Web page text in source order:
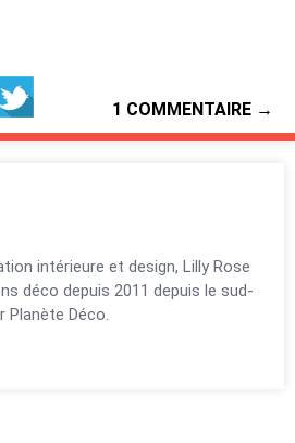
1 COMMENTAIRE →
intérieure et design, Lilly Rose
déco depuis 2011 depuis le sud-
Planète Déco.